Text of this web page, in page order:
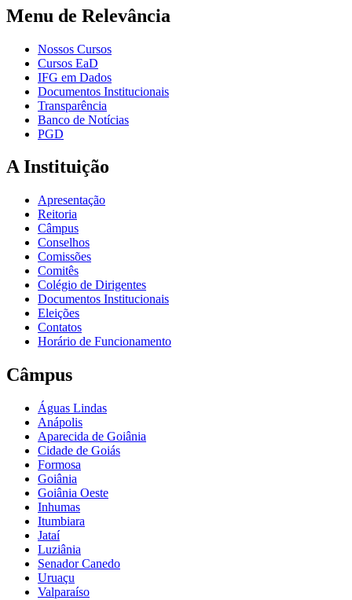
Menu de Relevância
Nossos Cursos
Cursos EaD
IFG em Dados
Documentos Institucionais
Transparência
Banco de Notícias
PGD
A Instituição
Apresentação
Reitoria
Câmpus
Conselhos
Comissões
Comitês
Colégio de Dirigentes
Documentos Institucionais
Eleições
Contatos
Horário de Funcionamento
Câmpus
Águas Lindas
Anápolis
Aparecida de Goiânia
Cidade de Goiás
Formosa
Goiânia
Goiânia Oeste
Inhumas
Itumbiara
Jataí
Luziânia
Senador Canedo
Uruaçu
Valparaíso